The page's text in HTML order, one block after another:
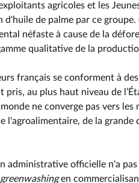
agricoles et les
d'huile de palme par ce
néfaste à cause de la
qualitative de la
français se conforment à
pris, au plus haut niveau de
ne converge pas vers
l'agroalimentaire, de la
administrative officielle n'a
greenwashingen